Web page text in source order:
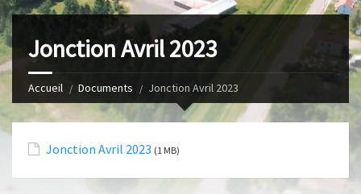
Jonction Avril 2023
Accueil Documents Jonction Avril 2023
Jonction Avril 2023 (1 MB)